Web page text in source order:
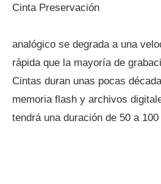
Cinta Preservación
analógico se degrada a una
rápida que la mayoría de
Cintas duran unas pocas
memoria flash y archivos
tendrá una duración de 50 a